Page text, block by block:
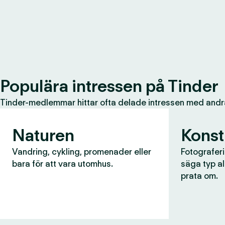
Populära intressen på Tinder
Tinder-medlemmar hittar ofta delade intressen med
Naturen
Vandring, cykling, promenader eller
bara för att vara utomhus.
Konst
säga typ
prata om.